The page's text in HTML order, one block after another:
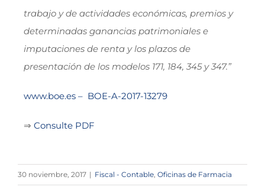
trabajo y de actividades económicas, premios y
determinadas ganancias patrimoniales e
imputaciones de renta y los plazos de
presentación de los modelos 171, 184, 345 y 347.”
www.boe.es – BOE-A-2017-13279
⇒ Consulte PDF
30 noviembre, 2017 | Fiscal - Contable, Oficinas de Farmacia